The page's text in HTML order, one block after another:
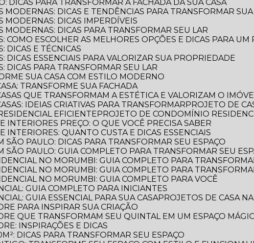
DICAS PARA TRANSFORMAR A FACHADA DA SUA CASA
MODERNAS: DICAS E TENDÊNCIAS PARA TRANSFORMAR
MODERNAS: DICAS IMPERDÍVEIS
MODERNAS: DICAS PARA TRANSFORMAR SEU LAR
COMO ESCOLHER AS MELHORES OPÇÕES E DICAS PARA
DICAS E TÉCNICAS
DICAS ESSENCIAIS PARA VALORIZAR SUA PROPRIEDADE
DICAS PARA TRANSFORMAR SEU LAR
SUA CASA COM ESTILO MODERNO
TRANSFORME SUA FACHADA
QUE TRANSFORMAM A ESTÉTICA E VALORIZAM O
IDEIAS CRIATIVAS PARA TRANSFORMAR
PROJETO DE
EFICIENTE
PROJETO DE CONDOMÍNIO
INTERIORES PREÇO: O QUE VOCÊ PRECISA SABER
INTERIORES: QUANTO CUSTA E DICAS ESSENCIAIS
SÃO PAULO: DICAS PARA TRANSFORMAR SEU ESPAÇO
SÃO PAULO: GUIA COMPLETO PARA TRANSFORMAR SEU
NO MORUMBI: GUIA COMPLETO PARA
NO MORUMBI: GUIA COMPLETO PARA
NO MORUMBI: GUIA COMPLETO PARA VOCÊ
GUIA COMPLETO PARA INICIANTES
GUIA ESSENCIAL PARA SUA CASA
PROJETOS DE CASA
PARA INSPIRAR SUA CRIAÇÃO
QUE TRANSFORMAM SEU QUINTAL EM UM ESPAÇO
INSPIRAÇÕES E DICAS
DICAS PARA TRANSFORMAR SEU ESPAÇO